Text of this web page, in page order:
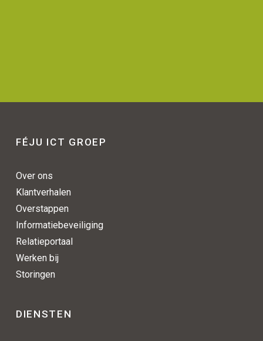
FÉJU ICT GROEP
Over ons
Klantverhalen
Overstappen
Informatiebeveiliging
Relatieportaal
Werken bij
Storingen
DIENSTEN